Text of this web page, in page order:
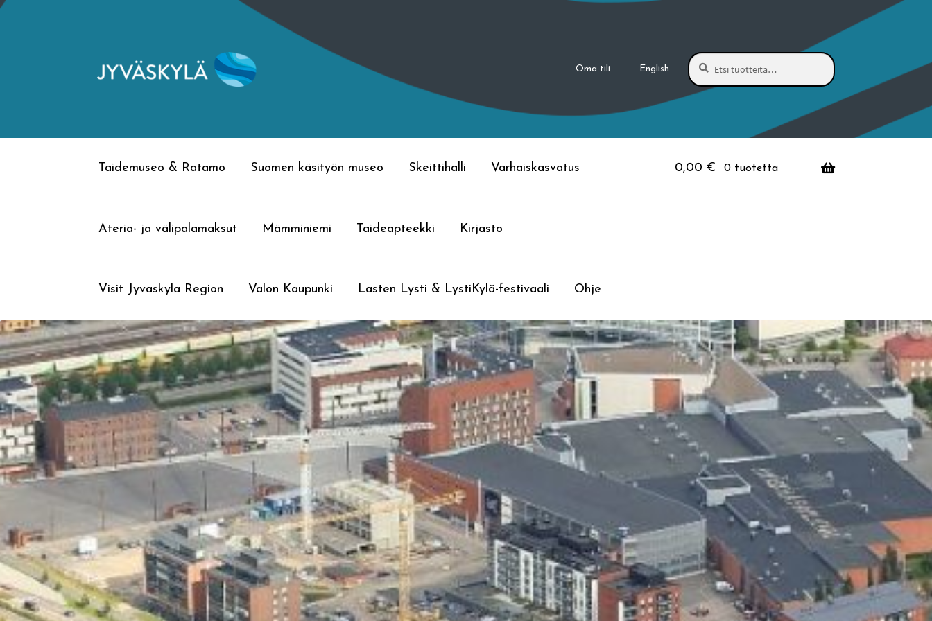
Siirry
Siirry
Oma tili English
Etsi:
Haku
Taidemuseo & Ratamo Suomen käsityön museo Skeittihalli Varhaiskasvatus
Ateria- ja välipalamaksut Mämminiemi Taideapteekki Kirjasto
Visit Jyvaskyla Region Valon Kaupunki Lasten Lysti & LystiKylä-festivaali Ohje
0,00 € 0 tuotetta